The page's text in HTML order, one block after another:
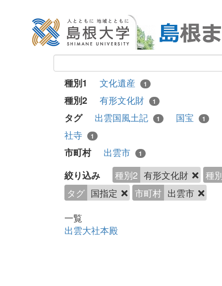
種別1 文化遺産 1
種別2 有形文化財 1
タグ 出雲国風土記 1 国宝 1
社寺
1
市町村 出雲市 1
絞り込み 種別2 有形文化財
種
タグ 国指定 市町村 出雲市
一覧
出雲大社本殿